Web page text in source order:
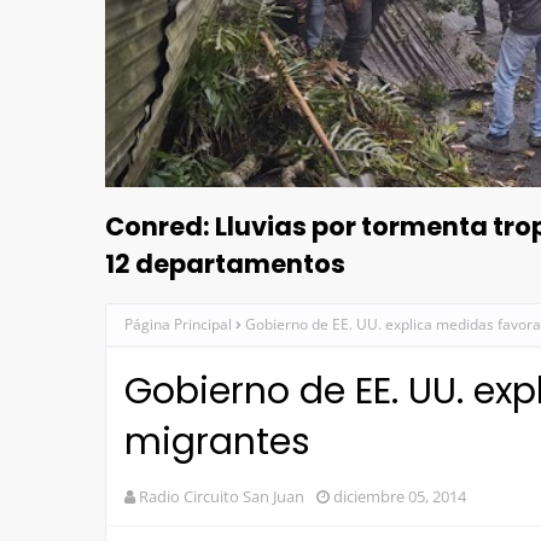
Conred: Lluvias por tormenta
12 departamentos
Página Principal Gobierno de EE. UU. explica medidas
Gobierno de EE. UU.
migrantes
Radio Circuito San Juan diciembre 05, 2014